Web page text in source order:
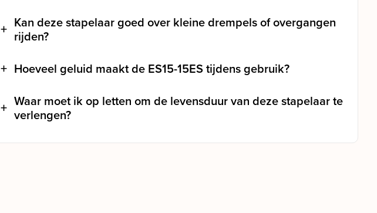
Kan deze stapelaar goed over kleine drempels of overgangen
rijden?
Hoeveel geluid maakt de ES15-15ES tijdens gebruik?
Waar moet ik op letten om de levensduur van deze stapelaar te
verlengen?